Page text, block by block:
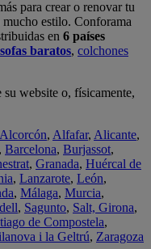
para crear o renovar tu
estilo. Conforama
en 6 países
sofas baratos, colchones
website o, físicamente,
Alcorcón, Alfafar, Alicante,
, Barcelona, Burjassot,
, Granada, Huércal de
, Lanzarote, León,
, Málaga, Murcia,
, Sagunto, Salt, Girona,
de Compostela,
i la Geltrú, Zaragoza